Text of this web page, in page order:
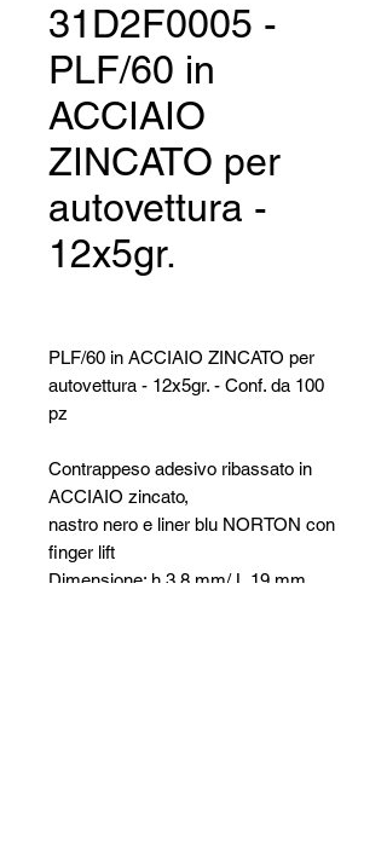
31D2F0005 -
PLF/60 in
ACCIAIO
ZINCATO per
autovettura -
12x5gr.
PLF/60 in ACCIAIO ZINCATO per
autovettura - 12x5gr. - Conf. da 100
pz
Contrappeso adesivo ribassato in
ACCIAIO zincato,
nastro nero e liner blu NORTON con
finger lift
Dimensione: h 3,8 mm/ L 19 mm